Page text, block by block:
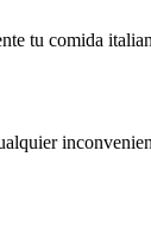
tu comida